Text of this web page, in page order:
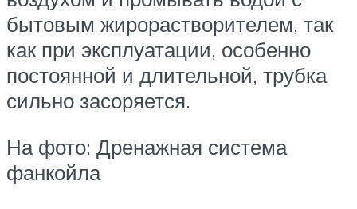
бытовым жирорастворителем, так
как при эксплуатации, особенно
постоянной и длительной, трубка
сильно засоряется.
На фото: Дренажная система
фанкойла